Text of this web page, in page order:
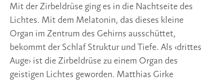
Mit der Zirbeldrüse ging es in die Nachtseite des
Lichtes. Mit dem Melatonin, das dieses kleine
Organ im Zentrum des Gehirns ausschüttet,
bekommt der Schlaf Struktur und Tiefe. Als ‹drittes
Auge› ist die Zirbeldrüse zu einem Organ des
geistigen Lichtes geworden. Matthias Girke